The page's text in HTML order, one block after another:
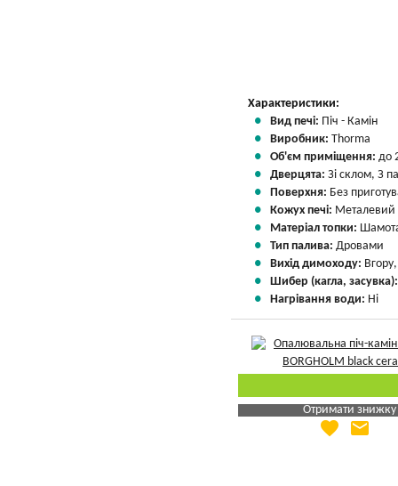
Характеристики:
Вид печі: Піч - Камін
Виробник: Thorma
Об'єм приміщення: до
Дверцята: Зі склом, З
Поверхня: Без
Кожух печі: Металевий
Матеріал топки:
Тип палива: Дровами
Вихід димоходу:
Шибер (кагла,
Нагрівання води: Ні
Отримати знижку
Яка Ваша ціна
favorite email